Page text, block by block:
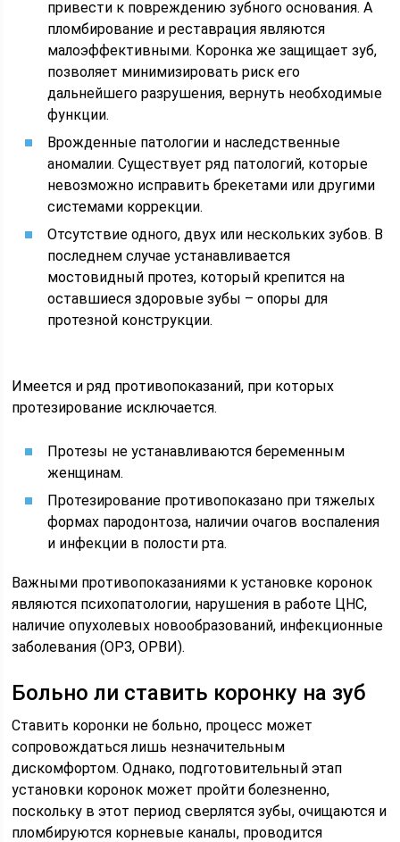
привести к повреждению зубного основания. А
пломбирование и реставрация являются
малоэффективными. Коронка же защищает зуб,
позволяет минимизировать риск его
дальнейшего разрушения, вернуть необходимые
функции.
Врожденные патологии и наследственные
аномалии. Существует ряд патологий, которые
невозможно исправить брекетами или другими
системами коррекции.
Отсутствие одного, двух или нескольких зубов. В
последнем случае устанавливается
мостовидный протез, который крепится на
оставшиеся здоровые зубы – опоры для
протезной конструкции.
Имеется и ряд противопоказаний, при которых
протезирование исключается.
Протезы не устанавливаются беременным
женщинам.
Протезирование противопоказано при тяжелых
формах пародонтоза, наличии очагов воспаления
и инфекции в полости рта.
Важными противопоказаниями к установке коронок
являются психопатологии, нарушения в работе ЦНС,
наличие опухолевых новообразований, инфекционные
заболевания (ОРЗ, ОРВИ).
Больно ли ставить коронку на зуб
Ставить коронки не больно, процесс может
сопровождаться лишь незначительным
дискомфортом. Однако, подготовительный этап
установки коронок может пройти болезненно,
поскольку в этот период сверлятся зубы, очищаются и
пломбируются корневые каналы, проводится